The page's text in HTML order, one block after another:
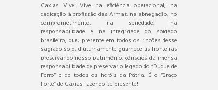
Caxias Vive! Vive na eficiência operacional, na
dedicação à profissão das Armas, na abnegação, no
comprometimento, na seriedade, na
responsabilidade e na integridade do soldado
brasileiro, que, presente em todos os rincões desse
sagrado solo, diuturnamente guarnece as fronteiras
preservando nosso patrimônio, cônscios da imensa
responsabilidade de preservar o legado do “Duque de
Ferro” e de todos os heróis da Pátria. É o “Braço
Forte” de Caxias fazendo-se presente!